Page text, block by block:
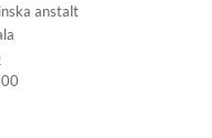
anstalt